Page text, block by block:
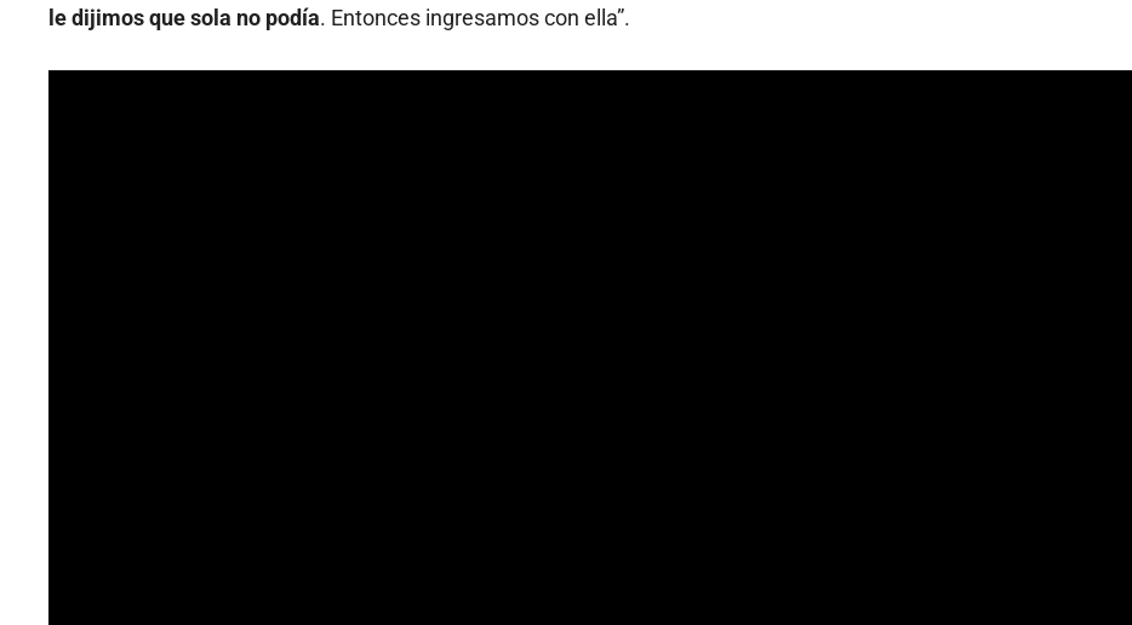
le dijimos que sola no podía. Entonces ingresamos con ella”.